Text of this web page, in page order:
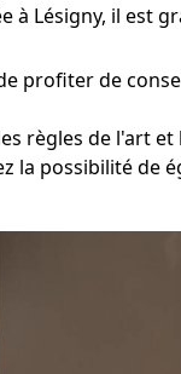
à Lésigny, il
profiter de
règles de l'art
la possibilité